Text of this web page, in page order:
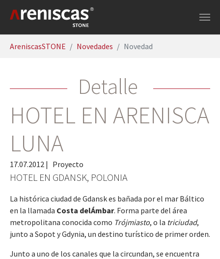
AreniscasSTONE Novedades Novedad
Detalle
HOTEL EN ARENISCA
LUNA
17.07.2012 | Proyecto
HOTEL EN GDANSK, POLONIA
La histórica ciudad de Gdansk es bañada por el mar Báltico
en la llamada Costa delÁmbar. Forma parte del área
metropolitana conocida como Trójmiasto, o la triciudad,
junto a Sopot y Gdynia, un destino turístico de primer orden.
Junto a uno de los canales que la circundan, se encuentra